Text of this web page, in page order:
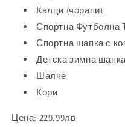
Калци (чорапи)
Спортна Футболна
Спортна шапка с
Детска зимна
Шалче
Кори
Цена: 229.99лв